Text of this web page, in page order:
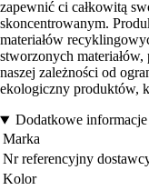
zapewnić ci całkowitą
skoncentrowanym.
materiałów
stworzonych
naszej zależności od
ekologiczny produktów,
Dodatkowe informacje
Marka
Nr referencyjny
Kolor